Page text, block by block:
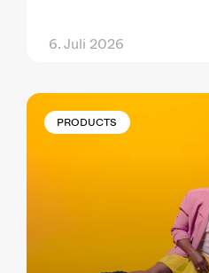
6. Juli 2026
PRODUCTS